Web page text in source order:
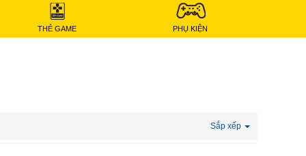
THẺ GAME PHỤ KIỆN
Sắp xếp